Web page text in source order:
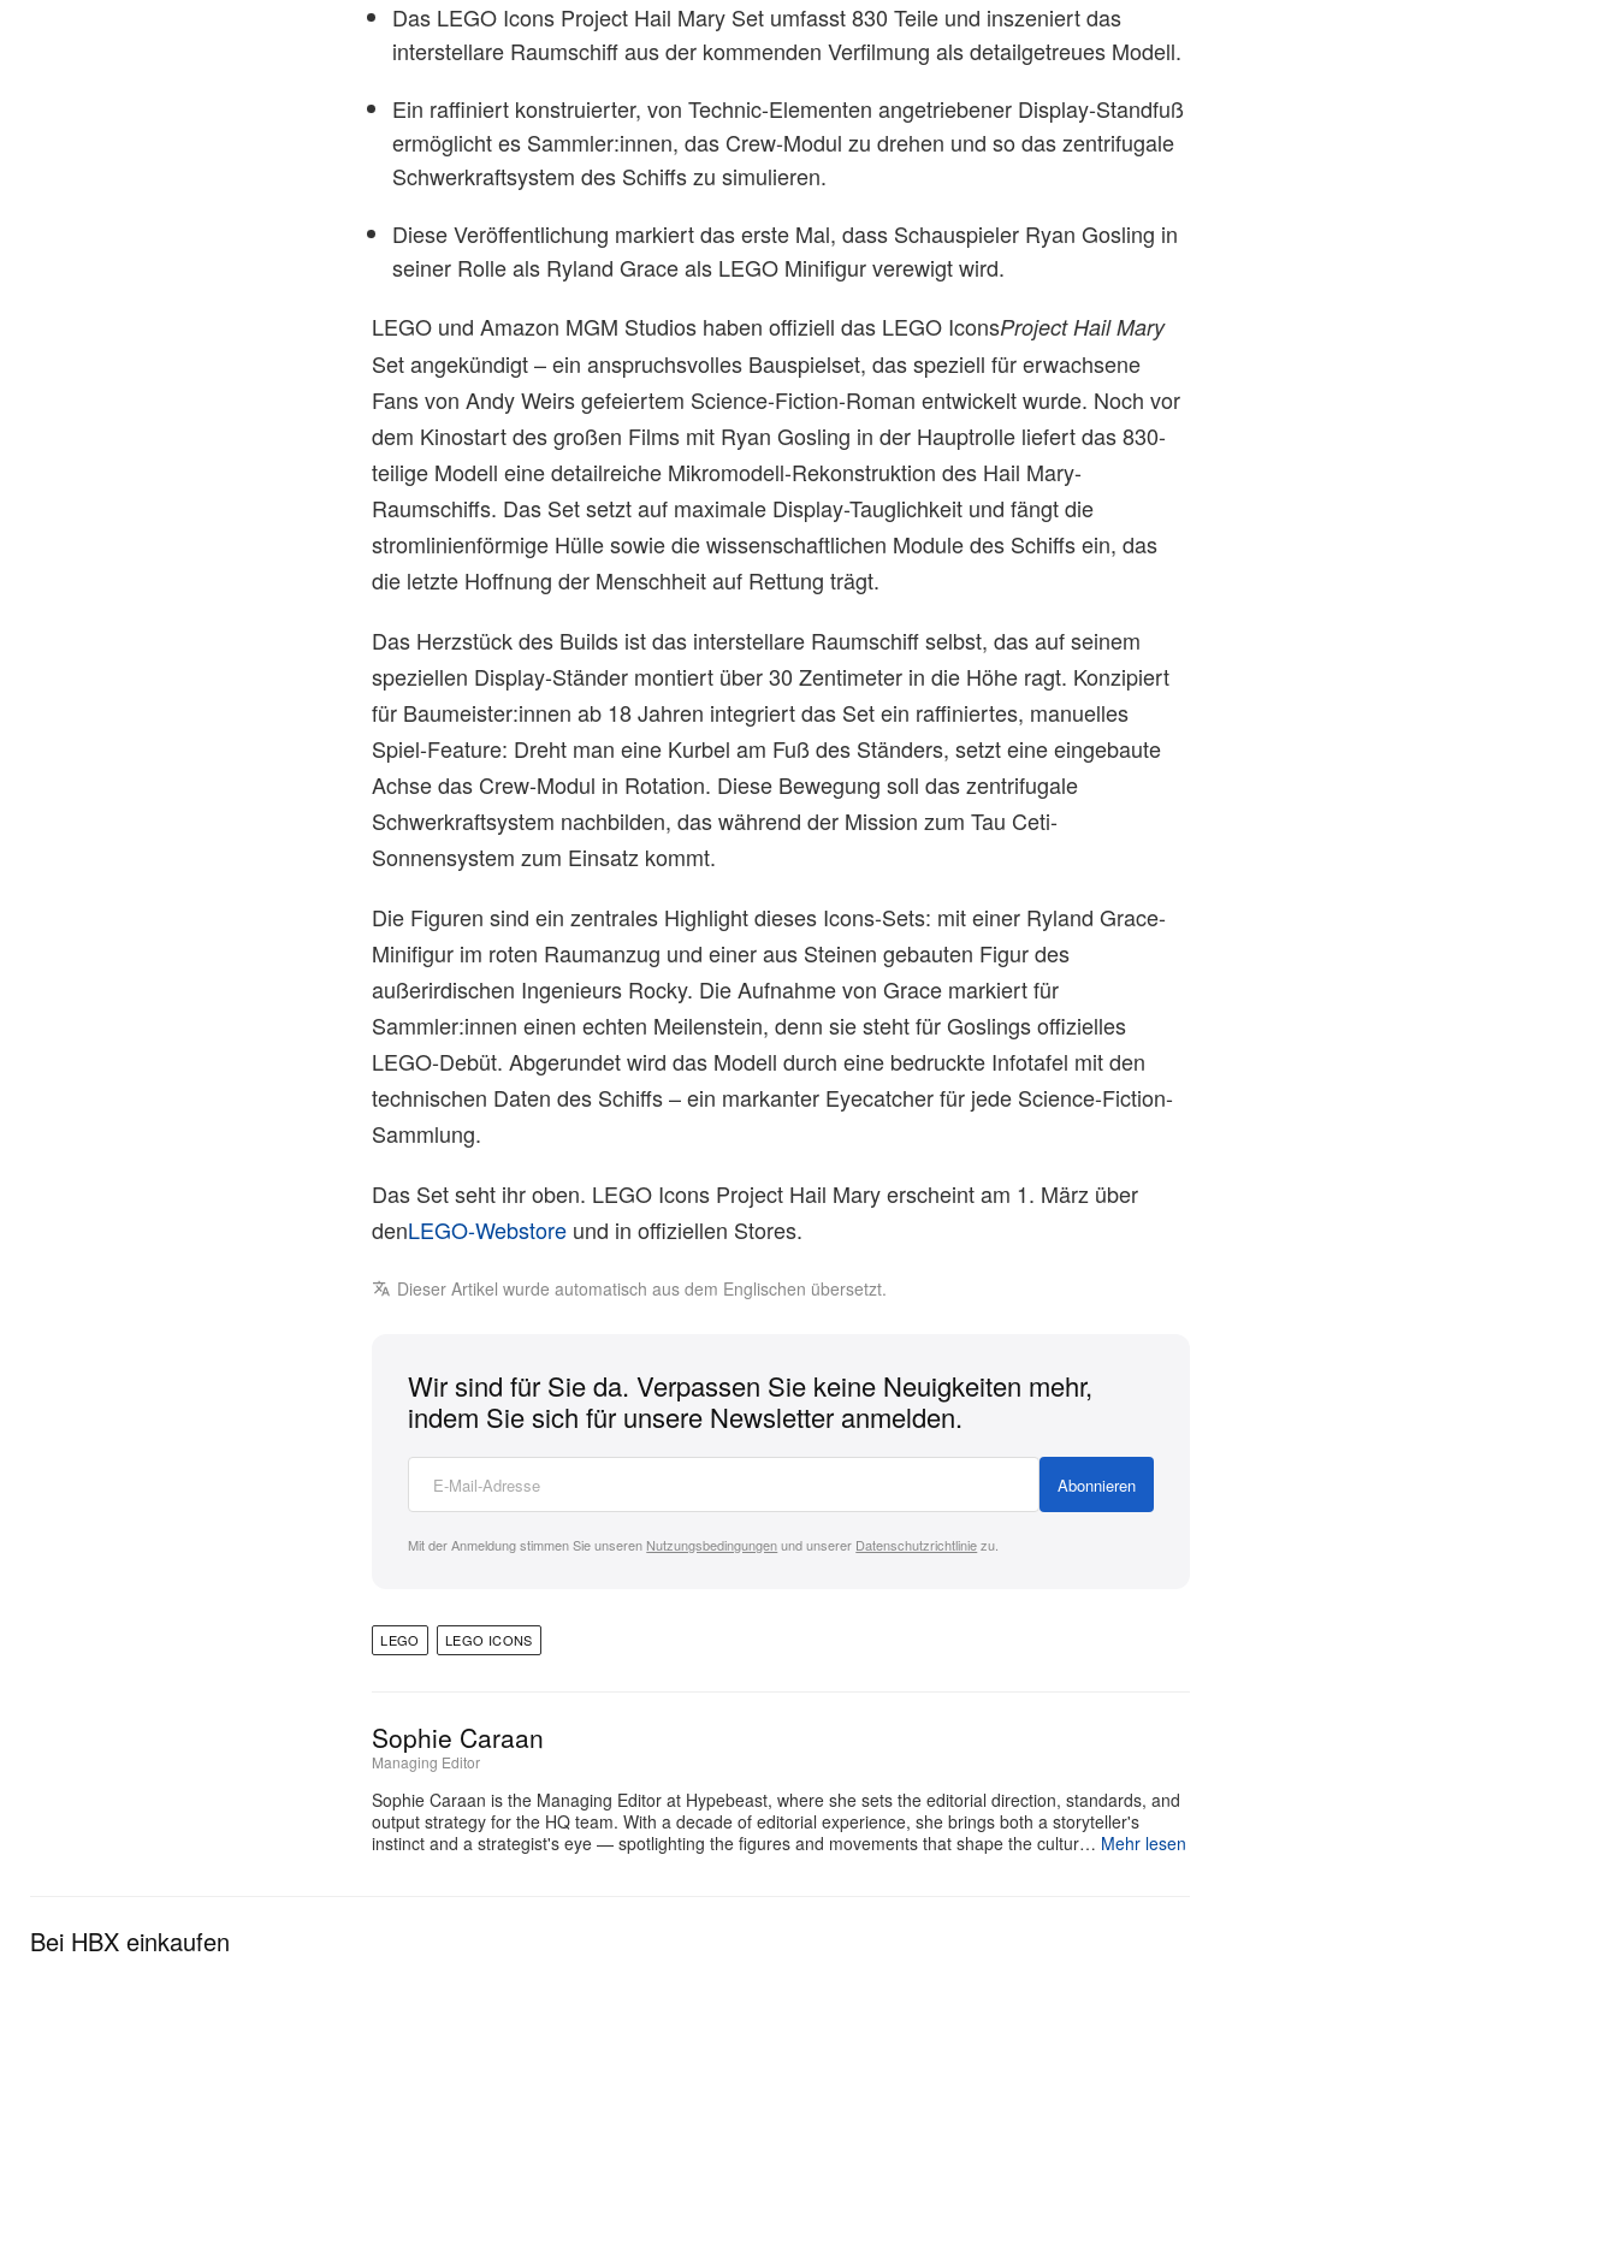
Das LEGO Icons Project Hail Mary Set umfasst 830 Teile und inszeniert das
interstellare Raumschiff aus der kommenden Verfilmung als detailgetreues Modell.
Ein raffiniert konstruierter, von Technic-Elementen angetriebener Display-Standfuß
ermöglicht es Sammler:innen, das Crew-Modul zu drehen und so das zentrifugale
Schwerkraftsystem des Schiffs zu simulieren.
Diese Veröffentlichung markiert das erste Mal, dass Schauspieler Ryan Gosling in
seiner Rolle als Ryland Grace als LEGO Minifigur verewigt wird.
LEGO und Amazon MGM Studios haben offiziell das LEGO IconsProject Hail Mary
Set angekündigt – ein anspruchsvolles Bauspielset, das speziell für erwachsene
Fans von Andy Weirs gefeiertem Science-Fiction-Roman entwickelt wurde. Noch vor
dem Kinostart des großen Films mit Ryan Gosling in der Hauptrolle liefert das 830-
teilige Modell eine detailreiche Mikromodell-Rekonstruktion des Hail Mary-
Raumschiffs. Das Set setzt auf maximale Display-Tauglichkeit und fängt die
stromlinienförmige Hülle sowie die wissenschaftlichen Module des Schiffs ein, das
die letzte Hoffnung der Menschheit auf Rettung trägt.
Das Herzstück des Builds ist das interstellare Raumschiff selbst, das auf seinem
speziellen Display-Ständer montiert über 30 Zentimeter in die Höhe ragt. Konzipiert
für Baumeister:innen ab 18 Jahren integriert das Set ein raffiniertes, manuelles
Spiel-Feature: Dreht man eine Kurbel am Fuß des Ständers, setzt eine eingebaute
Achse das Crew-Modul in Rotation. Diese Bewegung soll das zentrifugale
Schwerkraftsystem nachbilden, das während der Mission zum Tau Ceti-
Sonnensystem zum Einsatz kommt.
Die Figuren sind ein zentrales Highlight dieses Icons-Sets: mit einer Ryland Grace-
Minifigur im roten Raumanzug und einer aus Steinen gebauten Figur des
außerirdischen Ingenieurs Rocky. Die Aufnahme von Grace markiert für
Sammler:innen einen echten Meilenstein, denn sie steht für Goslings offizielles
LEGO-Debüt. Abgerundet wird das Modell durch eine bedruckte Infotafel mit den
technischen Daten des Schiffs – ein markanter Eyecatcher für jede Science-Fiction-
Sammlung.
Das Set seht ihr oben. LEGO Icons Project Hail Mary erscheint am 1. März über
denLEGO-Webstore und in offiziellen Stores.
Dieser Artikel wurde automatisch aus dem Englischen übersetzt.
Wir sind für Sie da. Verpassen Sie keine Neuigkeiten mehr,
indem Sie sich für unsere Newsletter anmelden.
Abonnieren
Mit der Anmeldung stimmen Sie unseren Nutzungsbedingungenund unserer Datenschutzrichtliniezu.
LEGO LEGO ICONS
Sophie Caraan
Managing Editor
Sophie Caraan is the Managing Editor at Hypebeast, where she sets the editorial direction, standards, and
output strategy for the HQ team. With a decade of editorial experience, she brings both a storyteller's
instinct and a strategist's eye — spotlighting the figures and movements that shape the cultur… Mehr lesen
Bei HBX einkaufen